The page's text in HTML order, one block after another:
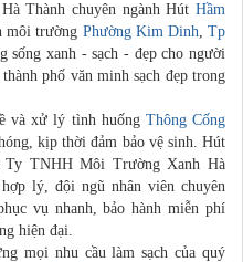
Thành chuyên ngành Hút Hầm
môi trường Phường Kim Dinh,Tp
sống xanh - sạch - đẹp cho người
phố văn minh sạch đẹp trong
và xử lý tình huống Thông Cống
kịp thời đảm bảo vệ sinh. Hút
Ty TNHH Môi Trường Xanh Hà
lý, đội ngũ nhân viên chuyên
vụ nhanh, bảo hành miễn phí
hiện đại.
mọi nhu cầu làm sạch của quý